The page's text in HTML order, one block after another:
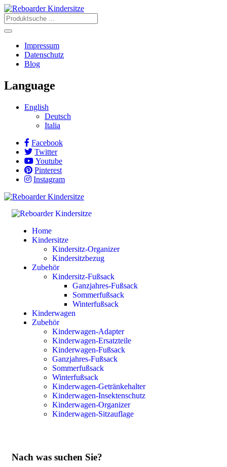
Impressum
Datenschutz
Blog
Language
English
Deutsch
Italia
Facebook
Twitter
Youtube
Pinterest
Instagram
Home
Kindersitze
Kindersitz-Organizer
Kindersitzbezug
Zubehör
Kindersitz-Fußsack
Ganzjahres-Fußsack
Sommerfußsack
Winterfußsack
Kinderwagen
Zubehör
Kinderwagen-Adapter
Kinderwagen-Ersatzteile
Kinderwagen-Fußsack
Ganzjahres-Fußsack
Sommerfußsack
Winterfußsack
Kinderwagen-Getränkehalter
Kinderwagen-Insektenschutz
Kinderwagen-Organizer
Kinderwagen-Sitzauflage
Nach was suchen Sie?